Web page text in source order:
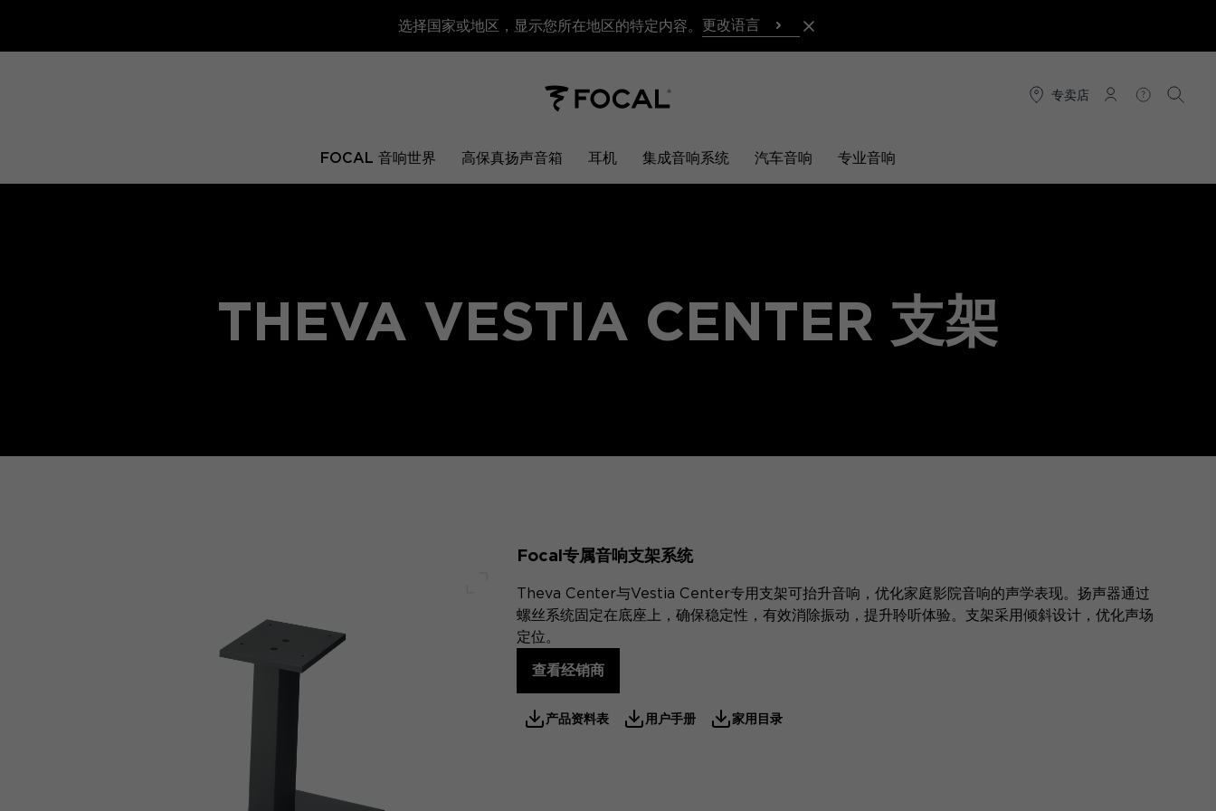
选择国家或地区，显示您所在地区的特定内容。 更改语言
专卖店
连接 帮助 搜索
FOCAL 音响世界 高保真扬声音箱 耳机 集成音响系统 汽车音响 专业音响
THEVA VESTIA CENTER 支架
Focal专属音响支架系统
Theva Center与Vestia Center专用支架可抬升音响，优化家庭影院音响的声学表现。扬声器通过
螺丝系统固定在底座上，确保稳定性，有效消除振动，提升聆听体验。支架采用倾斜设计，优化声场
定位。
查看经销商
产品资料表 用户手册 家用目录